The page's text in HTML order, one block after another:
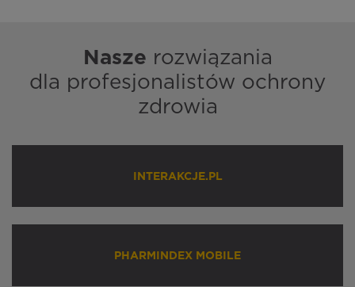
Nasze rozwiązania
dla profesjonalistów ochrony
zdrowia
INTERAKCJE.PL
PHARMINDEX MOBILE